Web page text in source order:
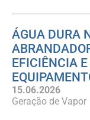
ÁGUA DURA
EFICIÊNCIA
15.06.2026
Geração de Vapor